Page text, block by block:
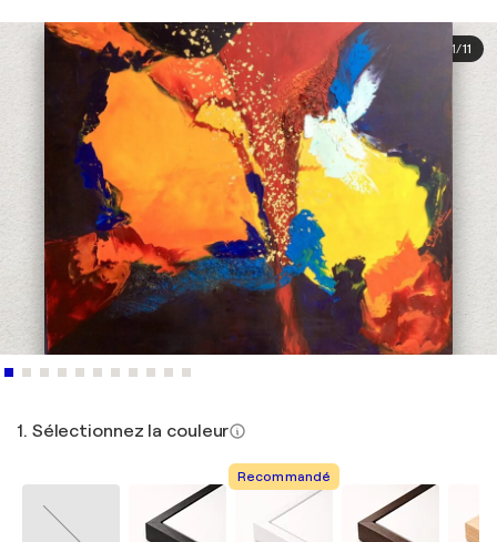
1/11
1. Sélectionnez la couleur
Recommandé